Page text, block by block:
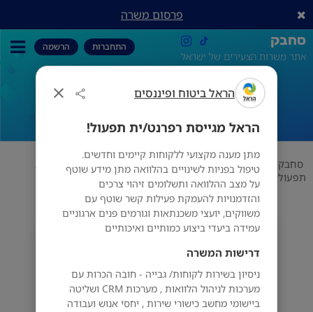
הראל ביטוח ופיננסים
הראל מגייסת רפרנט/ית תפעול!
מתן מענה מקצועי ללקוחות קיימים וחדשים.
טיפול בפניות לשינויים בהלוואה מתן מידע שוטף
על מצב ההלוואה ותשלומים זיהוי צרכים
והזדמנויות להעמקת פעילות קשר שוטף עם
משווקים, יועצי משכנתאות וגורמים פנים ארגוניים
עמידה ביעדי ביצוע כמותיים ואיכותיים
דרישות המשרה
ניסיון בשירות לקוחות/ גבייה - חובה הכרות עם
מערכות לניהול הלוואות , מערכות CRM ושליטה
ביישומי מחשב כישורי שירות , יחסי אנוש ועבודה
פרסום משרה
סחבק
אתר משרות הצעירים של ישראל
התחברות הרשמה
הראל מגייסת רפרנט/ית תפעול!
סחבק ביטוח הראל ביטוח ופיננסים
הראל מגייסת רפרנט/ית
תפעול!
רמת גן